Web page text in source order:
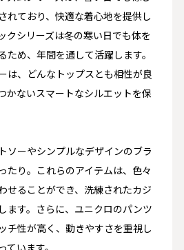
れており、快適な着心地を提供し
クシリーズは冬の寒い日でも体を
ため、年間を通して活躍します。
は、どんなトップスとも相性が良
かないスマートなシルエットを保
ソーやシンプルなデザインのブラ
たり。これらのアイテムは、色々
せることができ、洗練されたカジ
ます。さらに、ユニクロのパンツ
チ性が高く、動きやすさを重視し
います。